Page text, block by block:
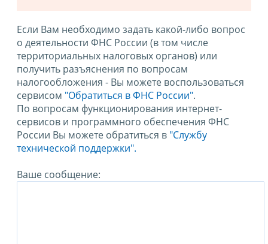
Если Вам необходимо задать какой-либо вопрос
о деятельности ФНС России (в том числе
территориальных налоговых органов) или
получить разъяснения по вопросам
налогообложения - Вы можете воспользоваться
сервисом "Обратиться в ФНС России".
По вопросам функционирования интернет-
сервисов и программного обеспечения ФНС
России Вы можете обратиться в "Службу
технической поддержки".
Ваше сообщение: